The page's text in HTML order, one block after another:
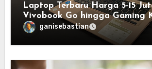
Laptop Terbaru Harga 5-15
Vivobook Go hingga Gaming
Semua Budget
ganisebastian